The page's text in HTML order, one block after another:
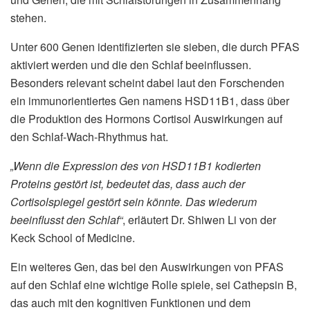
stehen.
Unter 600 Genen identifizierten sie sieben, die durch PFAS
aktiviert werden und die den Schlaf beeinflussen.
Besonders relevant scheint dabei laut den Forschenden
ein immunorientiertes Gen namens HSD11B1, dass über
die Produktion des Hormons Cortisol Auswirkungen auf
den Schlaf-Wach-Rhythmus hat.
„Wenn die Expression des von HSD11B1 kodierten
Proteins gestört ist, bedeutet das, dass auch der
Cortisolspiegel gestört sein könnte. Das wiederum
beeinflusst den Schlaf“, erläutert Dr. Shiwen Li von der
Keck School of Medicine.
Ein weiteres Gen, das bei den Auswirkungen von PFAS
auf den Schlaf eine wichtige Rolle spiele, sei Cathepsin B,
das auch mit den kognitiven Funktionen und dem